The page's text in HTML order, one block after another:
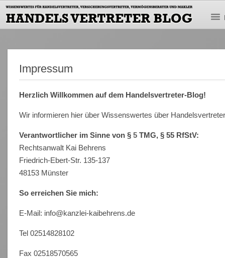
Impressum
Herzlich Willkommen auf dem Handelsvertreter-Blog!
Wir informieren hier über Wissenswertes über
Verantwortlicher im Sinne von §5 TMG, § 55 RfStV:
Rechtsanwalt Kai Behrens
Friedrich-Ebert-Str. 135-137
48153 Münster
So erreichen Sie mich:
E-Mail: info@kanzlei-kaibehrens.de
Tel 02514828102
Fax 02518570565